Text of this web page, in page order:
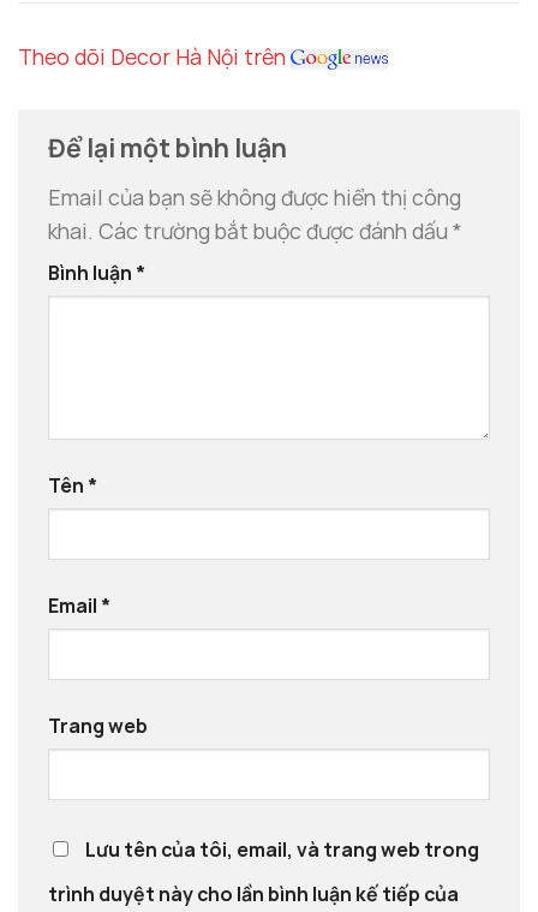
Theo dõi Decor Hà Nội trên
Để lại một bình luận
Email của bạn sẽ không được hiển thị công
khai. Các trường bắt buộc được đánh dấu *
Bình luận *
Tên *
Email *
Trang web
Lưu tên của tôi, email, và trang web trong
trình duyệt này cho lần bình luận kế tiếp của